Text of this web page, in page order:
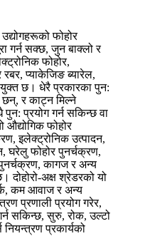
फोहोर
गर्न सक्छ, जुन बाक्लो र
फोहोर,
प्याकेजिङ ब्यारेल,
छ। धेरै प्रकारका पुन:
छन्, र काट्न मिल्ने
प्रयोग गर्न सकिन्छ वा
औद्योगिक फोहोर
इलेक्ट्रोनिक उत्पादन,
घरेलु फोहोर पुनर्चक्रण,
कागज र अन्य
दोहोरो-अक्ष श्रेडरको यो
कम आवाज र अन्य
प्रणाली प्रयोग गरेर,
सकिन्छ, सुरु, रोक, उल्टो
प्रकार्यको